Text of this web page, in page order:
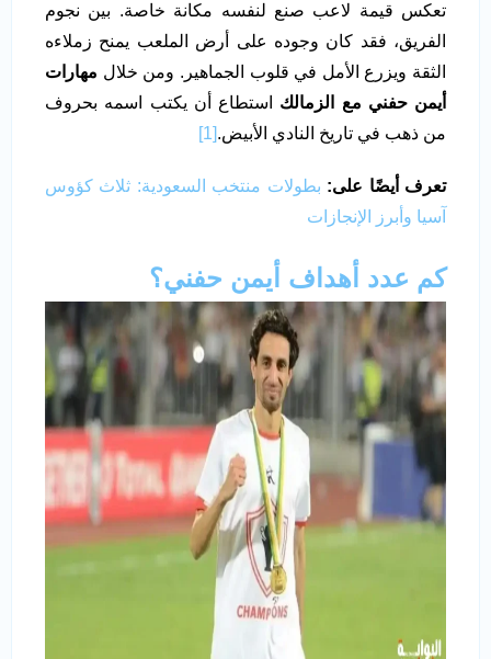
تعكس قيمة لاعب صنع لنفسه مكانة خاصة. بين نجوم
الفريق، فقد كان وجوده على أرض الملعب يمنح زملاءه
الثقة ويزرع الأمل في قلوب الجماهير. ومن خلال مهارات
أيمن حفني مع الزمالك
استطاع أن يكتب اسمه بحروف
من ذهب في تاريخ النادي الأبيض.
تعرف أيضًا على: بطولات منتخب السعودية: ثلاث كؤوس
آسيا وأبرز الإنجازات
كم عدد أهداف أيمن حفني؟